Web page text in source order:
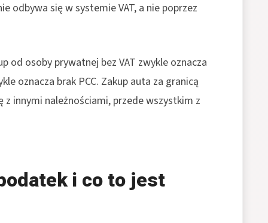
odbywa się w systemie VAT, a nie poprzez
od osoby prywatnej bez VAT zwykle oznacza
oznacza brak PCC. Zakup auta za granicą
z innymi należnościami, przede wszystkim z
i co to jest